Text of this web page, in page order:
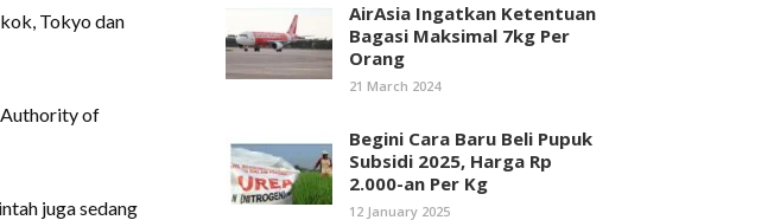
Tokyo dan
Authority of
juga sedang
AirAsia Ingatkan Ketentuan
Bagasi Maksimal 7kg Per
Orang
21 March 2024
Begini Cara Baru Beli Pupuk
Subsidi 2025, Harga Rp
2.000-an Per Kg
12 January 2025